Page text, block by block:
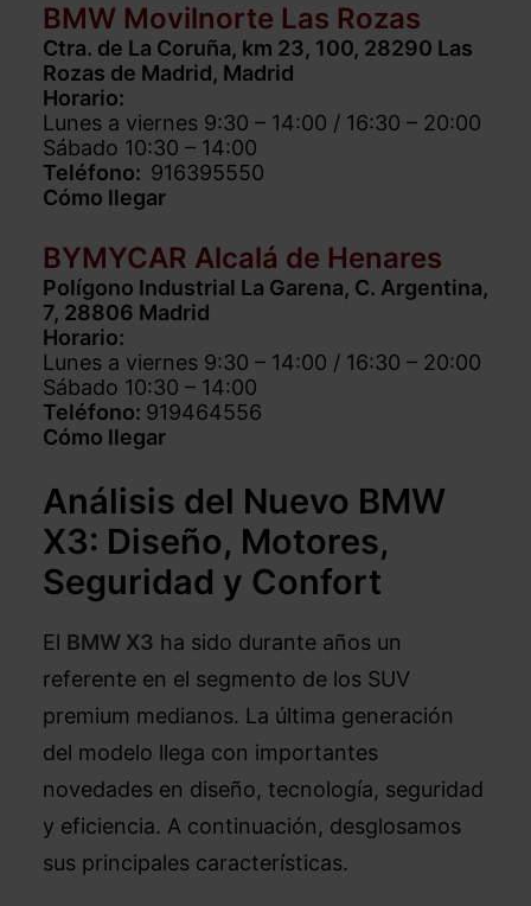
BMW Movilnorte Las Rozas
Ctra. de La Coruña, km 23, 100, 28290 Las
Rozas de Madrid, Madrid
Horario:
Lunes a viernes 9:30 – 14:00 / 16:30 – 20:00
Sábado 10:30 – 14:00
Teléfono: 916395550
Cómo llegar
BYMYCAR Alcalá de Henares
Polígono Industrial La Garena, C. Argentina,
7, 28806 Madrid
Horario:
Lunes a viernes 9:30 – 14:00 / 16:30 – 20:00
Sábado 10:30 – 14:00
Teléfono: 919464556
Cómo llegar
Análisis del Nuevo BMW
X3: Diseño, Motores,
Seguridad y Confort
El BMW X3 ha sido durante años un
referente en el segmento de los SUV
premium medianos. La última generación
del modelo llega con importantes
novedades en diseño, tecnología, seguridad
y eficiencia. A continuación, desglosamos
sus principales características.